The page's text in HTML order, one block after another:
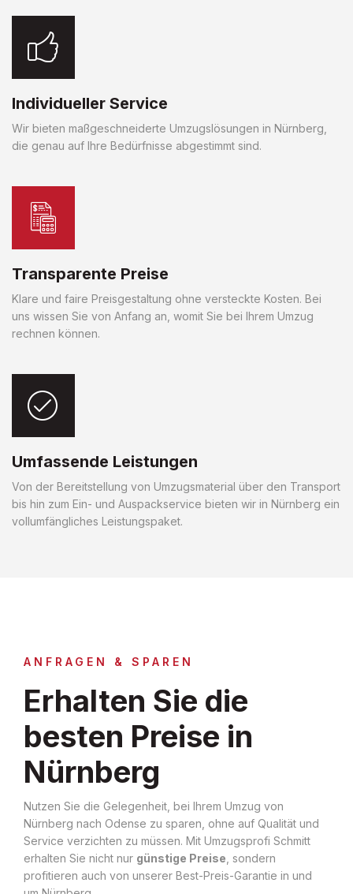
Individueller Service
Wir bieten maßgeschneiderte Umzugslösungen in Nürnberg,
die genau auf Ihre Bedürfnisse abgestimmt sind.
Transparente Preise
Klare und faire Preisgestaltung ohne versteckte Kosten. Bei
uns wissen Sie von Anfang an, womit Sie bei Ihrem Umzug
rechnen können.
Umfassende Leistungen
Von der Bereitstellung von Umzugsmaterial über den Transport
bis hin zum Ein- und Auspackservice bieten wir in Nürnberg ein
vollumfängliches Leistungspaket.
ANFRAGEN & SPAREN
Erhalten Sie die
besten Preise in
Nürnberg
Nutzen Sie die Gelegenheit, bei Ihrem Umzug von
Nürnberg nach Odense zu sparen, ohne auf Qualität und
Service verzichten zu müssen. Mit Umzugsprofi Schmitt
erhalten Sie nicht nur günstige Preise , sondern
profitieren auch von unserer Best-Preis-Garantie in und